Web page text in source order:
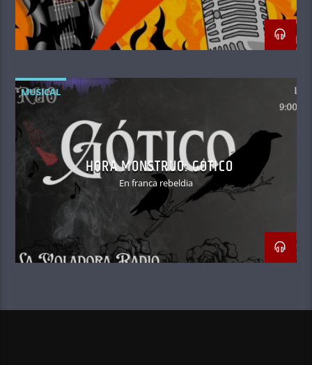
MUSICAL
HORA MONSTRUO: GÓTICO
En franca rebeldia